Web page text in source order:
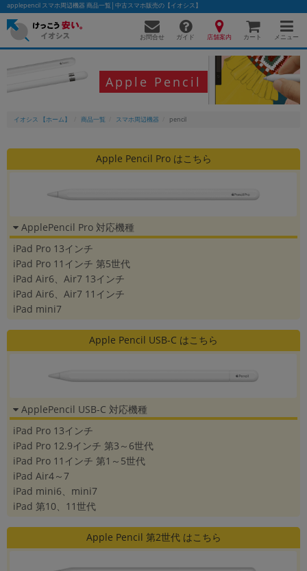
applepencil スマホ周辺機器 商品一覧│中古スマホ販売の【イオシス】
お問合せ ガイド 店舗案内 カート メニュー
Apple Pencil
イオシス 【ホーム】 商品一覧 スマホ周辺機器 pencil
Apple Pencil Pro はこちら
ApplePencil Pro 対応機種
iPad Pro 13インチ
iPad Pro 11インチ 第5世代
iPad Air6、Air7 13インチ
iPad Air6、Air7 11インチ
iPad mini7
Apple Pencil USB-C はこちら
ApplePencil USB-C 対応機種
iPad Pro 13インチ
iPad Pro 12.9インチ 第3～6世代
iPad Pro 11インチ 第1～5世代
iPad Air4～7
iPad mini6、mini7
iPad 第10、11世代
Apple Pencil 第2世代 はこちら
かんたんパソコン検索に切り替える
カテゴリー
商品ジャンルの絞り込み
「スマートフォン」「タブレット」など
シリーズ
商品シリーズ名・ブランド名の絞り込み。
「iPhone」「Xperia」「Galaxy」など
製造、販売メーカーの絞り込み
「5G対応」「防水」「ワンセグ」など
ドライブ
ドライブの絞り込み
ランク
商品状態の絞り込み
「新品」「未使用」「中古」など
CPU